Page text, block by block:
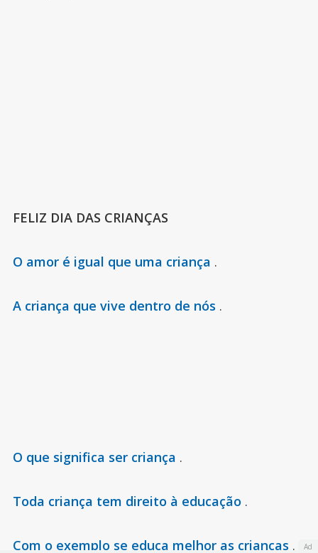
FELIZ DIA DAS CRIANÇAS
O amor é igual que uma criança .
A criança que vive dentro de nós .
O que significa ser criança .
Toda criança tem direito à educação .
Com o exemplo se educa melhor as crianças . Ad